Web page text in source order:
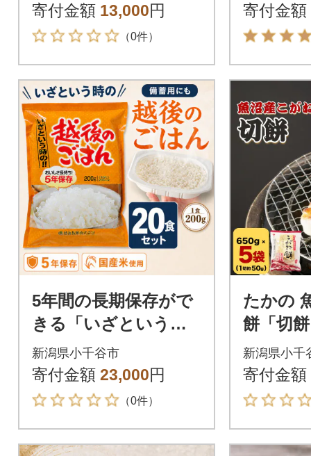
寄付金額 13,000円
（0件）
寄付金額
5年間の長期保存がで
きる「いざという時
の越後のごはん」20
食セット 防災・備蓄
用の非常食に
新潟県小千谷市
寄付金額 23,000円
（0件）
たかの
餅「切
こがね
新潟県小千
寄付金額